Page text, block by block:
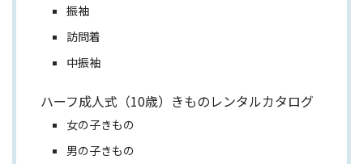
振袖
訪問着
中振袖
ハーフ成人式（10歳）きものレンタルカタログ
女の子きもの
男の子きもの